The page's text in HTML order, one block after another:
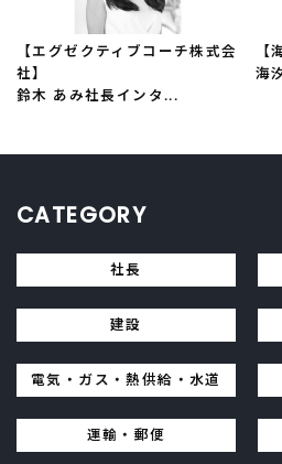
【エグゼクティブコーチ株式会
社】
鈴木 あみ社長インタ...
【
海
CATEGORY
社長
建設
電気・ガス・熱供給・水道
運輸・郵便